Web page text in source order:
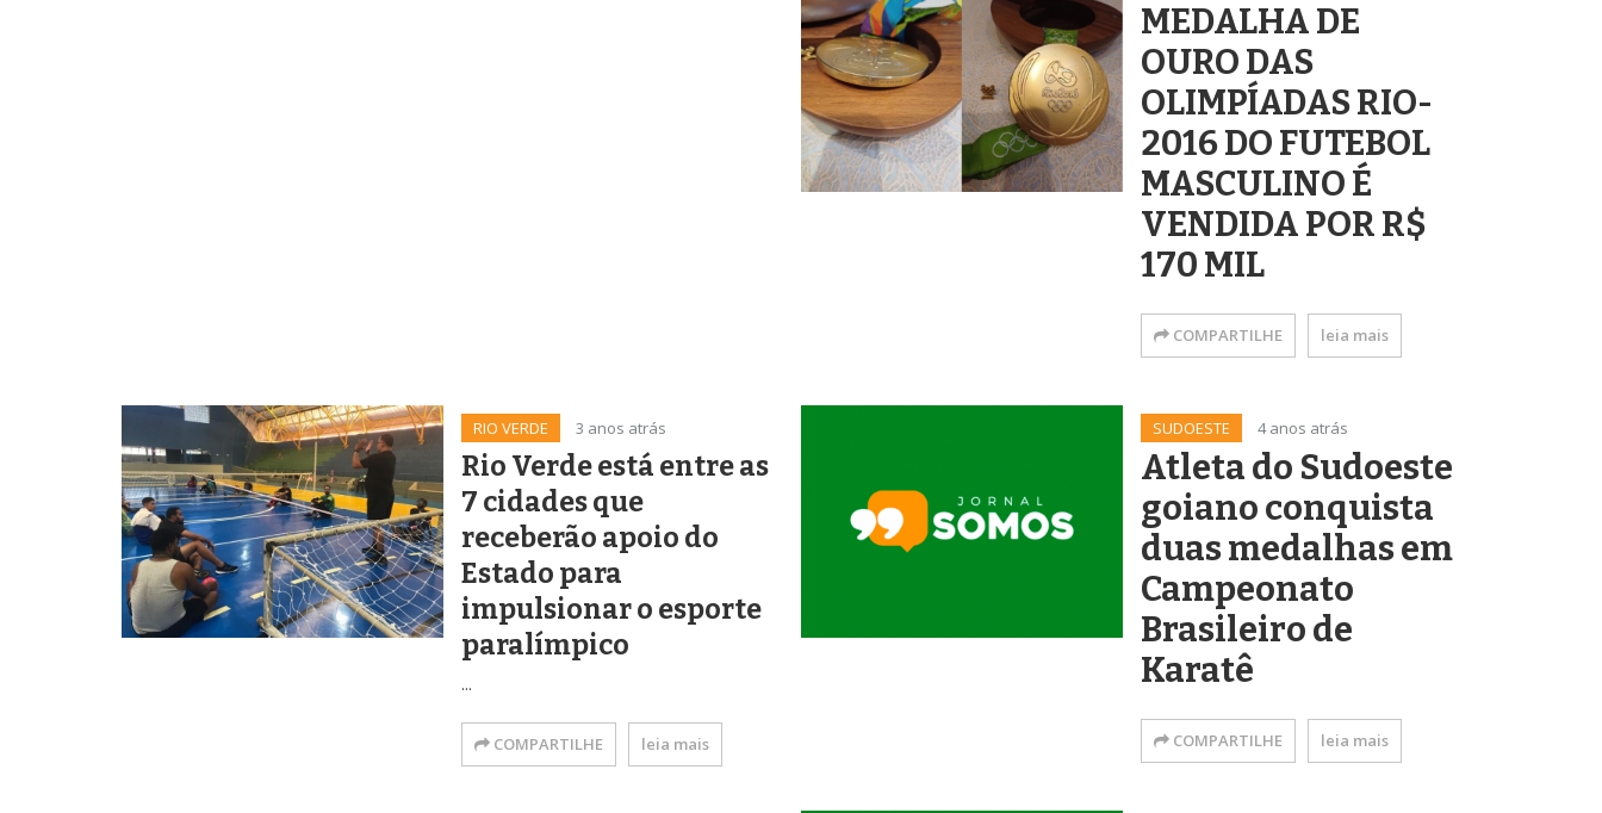
MEDALHA DE
OURO DAS
OLIMPÍADAS RIO-
2016 DO FUTEBOL
MASCULINO É
VENDIDA POR R$
170 MIL
COMPARTILHE leia mais
RIO VERDE 3 anos atrás
Rio Verde está entre as
7 cidades que
receberão apoio do
Estado para
impulsionar o esporte
paralímpico
...
COMPARTILHE leia mais
SUDOESTE 4 anos atrás
Atleta do Sudoeste
goiano conquista
duas medalhas em
Campeonato
Brasileiro de
Karatê
COMPARTILHE leia mais